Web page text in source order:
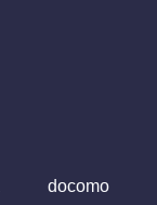
docomo